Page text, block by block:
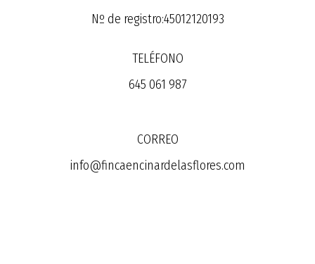
Nº de registro:45012120193
TELÉFONO
645 061 987
CORREO
info@fincaencinardelasflores.com